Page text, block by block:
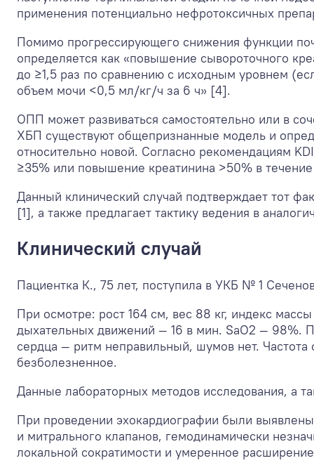
применения потенциально нефротоксичных
Помимо прогрессирующего снижения функции
определяется как «повышение сывороточного
до ≥1,5 раз по сравнению с исходным уровнем
объем мочи <0,5 мл/кг/ч за 6 ч» [4].
ОПП может развиваться самостоятельно или в
ХБП существуют общепризнанные модель и
относительно новой. Согласно рекомендациям
≥35% или повышение креатинина >50% в
Данный клинический случай подтверждает тот
[1], а также предлагает тактику ведения в
Клинический случай
Пациентка К., 75 лет, поступила в УКБ № 1
При осмотре: рост 164 см, вес 88 кг, индекс
дыхательных движений — 16 в мин. SaО2 — 98%.
сердца — ритм неправильный, шумов нет.
безболезненное.
Данные лабораторных методов исследования, а
При проведении эхокардиографии были
и митрального клапанов, гемодинамически
локальной сократимости и умеренное